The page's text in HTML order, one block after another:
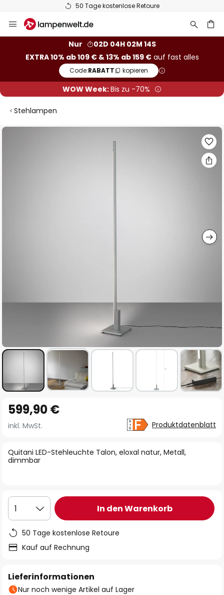
50 Tage kostenlose Retoure
Inhalt
Nur
02D 04H 02M 13S
EXTRA 10% ab 109 € & 13% ab 159 €auf fast alles
Code:RABATT kopieren
WOW Week:Bis zu -70%
Stehlampen
Zum
Anfang
der
springen
Quitani LED-Stehleuchte Talon, eloxal natur, Metall,
dimmbar
599,90 €
inkl. MwSt. Produktdatenblatt
1 In den Warenkorb
50 Tage kostenlose Retoure
Kauf auf Rechnung
Lieferinformationen
Nur noch wenige Artikel auf Lager